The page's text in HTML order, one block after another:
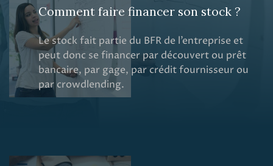
Comment faire financer son stock ?
Le stock fait partie du BFR de l’entreprise et
peut donc se financer par découvert ou prêt
bancaire, par gage, par crédit fournisseur ou
par crowdlending.